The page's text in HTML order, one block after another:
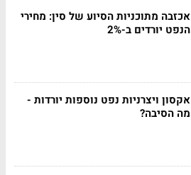
אכזבה מתוכניות הסיוע של סין: מחירי
הנפט יורדים ב-2%
אקסון ויצרניות נפט נוספות יורדות -
מה הסיבה?